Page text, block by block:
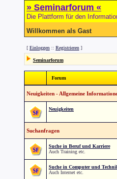
» Seminarforum «
Die Plattform für den
Willkommen als Gast
[ Einloggen :: Registrieren ]
Seminarforum
Forum
Neuigkeiten - Allgemeine
Neuigkeiten
Suchanfragen
Suche in Beruf und Karriere
Auch Training etc.
Suche in Computer und
Auch Internet etc.